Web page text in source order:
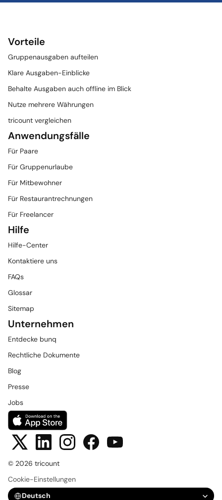
Vorteile
Gruppenausgaben aufteilen
Klare Ausgaben-Einblicke
Behalte Ausgaben auch offline im Blick
Nutze mehrere Währungen
tricount vergleichen
Anwendungsfälle
Für Paare
Für Gruppenurlaube
Für Mitbewohner
Für Restaurantrechnungen
Für Freelancer
Hilfe
Hilfe-Center
Kontaktiere uns
FAQs
Glossar
Sitemap
Unternehmen
Entdecke bunq
Rechtliche Dokumente
Blog
Presse
Jobs
© 2026 tricount
Cookie-Einstellungen
Select Language
Deutsch